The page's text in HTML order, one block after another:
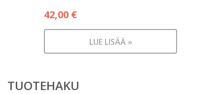
42,00 €
LUE LISÄÄ »
TUOTEHAKU